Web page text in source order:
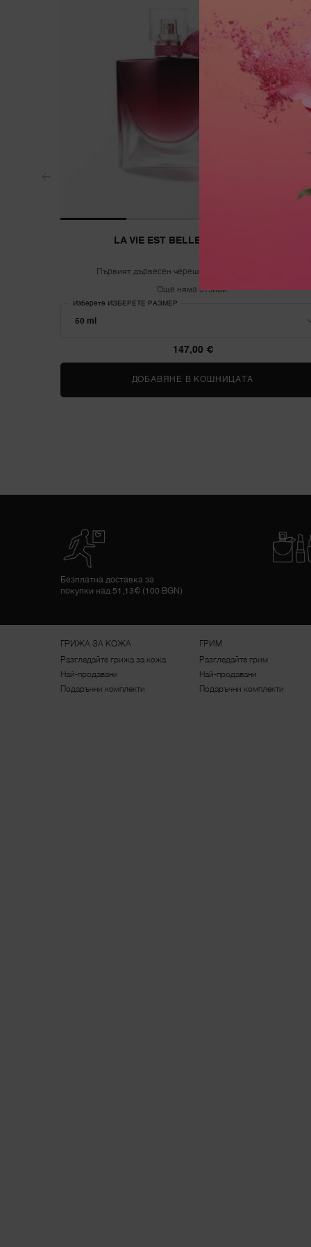
LA VIE EST BELLE VERY CHERRY
Първият дървесен черешов аромат на Lancôme
Още няма отзиви
Изберете ИЗБЕРЕТЕ РАЗМЕР
147,00 €
ДОБАВЯНЕ В КОШНИЦАТА LA VIE EST
Безплатна доставка за
покупки над 51,13€ (100 BGN)
ГРИЖА ЗА КОЖА
Разгледайте грижа за кожа
Най-продавани
Подаръчни комплекти
ГРИМ
Разгледайте грим
Най-продавани
Подаръчни комплекти